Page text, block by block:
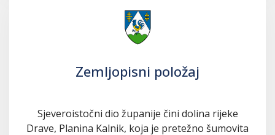
Zemljopisni položaj
Sjeveroistočni dio županije čini dolina rijeke
Drave, Planina Kalnik, koja je pretežno šumovita